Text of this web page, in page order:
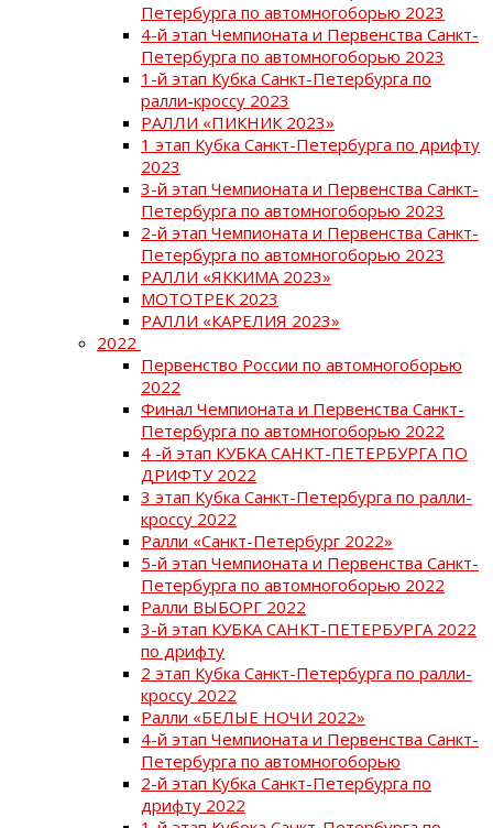
Петербурга по автомногоборью 2023
4-й этап Чемпионата и Первенства Санкт-
Петербурга по автомногоборью 2023
1-й этап Кубка Санкт-Петербурга по
ралли-кроссу 2023
РАЛЛИ «ПИКНИК 2023»
1 этап Кубка Санкт-Петербурга по дрифту
2023
3-й этап Чемпионата и Первенства Санкт-
Петербурга по автомногоборью 2023
2-й этап Чемпионата и Первенства Санкт-
Петербурга по автомногоборью 2023
РАЛЛИ «ЯККИМА 2023»
МОТОТРЕК 2023
РАЛЛИ «КАРЕЛИЯ 2023»
2022
Первенство России по автомногоборью
2022
Финал Чемпионата и Первенства Санкт-
Петербурга по автомногоборью 2022
4 -й этап КУБКА САНКТ-ПЕТЕРБУРГА ПО
ДРИФТУ 2022
3 этап Кубка Санкт-Петербурга по ралли-
кроссу 2022
Ралли «Санкт-Петербург 2022»
5-й этап Чемпионата и Первенства Санкт-
Петербурга по автомногоборью 2022
Ралли ВЫБОРГ 2022
3-й этап КУБКА САНКТ-ПЕТЕРБУРГА 2022
по дрифту
2 этап Кубка Санкт-Петербурга по ралли-
кроссу 2022
Ралли «БЕЛЫЕ НОЧИ 2022»
4-й этап Чемпионата и Первенства Санкт-
Петербурга по автомногоборью
2-й этап Кубка Санкт-Петербурга по
дрифту 2022